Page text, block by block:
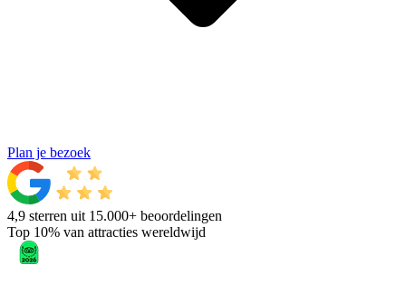
Plan je bezoek
4,9 sterren uit 15.000+ beoordelingen
Top 10% van attracties wereldwijd